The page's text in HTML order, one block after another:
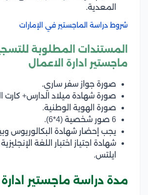
المعدية.
شروط دراسة الماجستير في الإمارات
المستندات المطلوبة
ماجستير ادارة الاعمال
صورة جواز سفر ساري.
صورة شهادة ميلاد الدارس+ كارت
صورة الهوية الوطنية.
6 صور شخصية (4*6).
يجب إحضار شهادة البكالوريوس
شهادة اجتياز اختبار اللغة
ايلتس.
مدة دراسة ماجستير